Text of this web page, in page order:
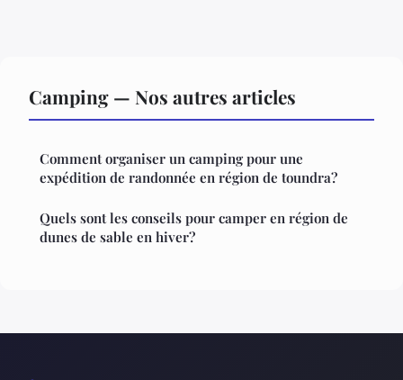
Camping — Nos autres articles
Comment organiser un camping pour une
expédition de randonnée en région de toundra?
Quels sont les conseils pour camper en région de
dunes de sable en hiver?